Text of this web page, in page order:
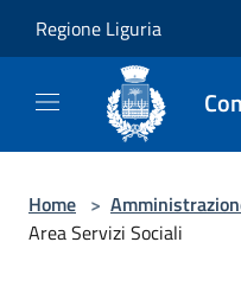
Regione Liguria
Home >
Area Servizi Sociali